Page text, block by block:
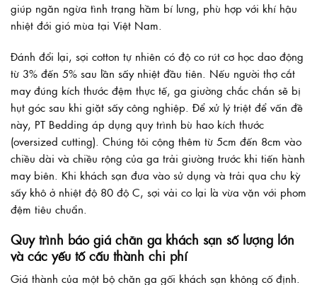
giúp ngăn ngừa tình trạng hầm bí lưng, phù hợp với khí hậu
nhiệt đới gió mùa tại Việt Nam.
Đánh đổi lại, sợi cotton tự nhiên có độ co rút cơ học dao động
từ 3% đến 5% sau lần sấy nhiệt đầu tiên. Nếu người thợ cắt
may đúng kích thước đệm thực tế, ga giường chắc chắn sẽ bị
hụt góc sau khi giặt sấy công nghiệp. Để xử lý triệt để vấn đề
này, PT Bedding áp dụng quy trình bù hao kích thước
(oversized cutting). Chúng tôi cộng thêm từ 5cm đến 8cm vào
chiều dài và chiều rộng của ga trải giường trước khi tiến hành
may biên. Khi khách sạn đưa vào sử dụng và trải qua chu kỳ
sấy khô ở nhiệt độ 80 độ C, sợi vải co lại là vừa vặn với phom
đệm tiêu chuẩn.
Quy trình báo giá chăn ga khách sạn số lượng lớn
và các yếu tố cấu thành chi phí
Giá thành của một bộ chăn ga gối khách sạn không cố định.